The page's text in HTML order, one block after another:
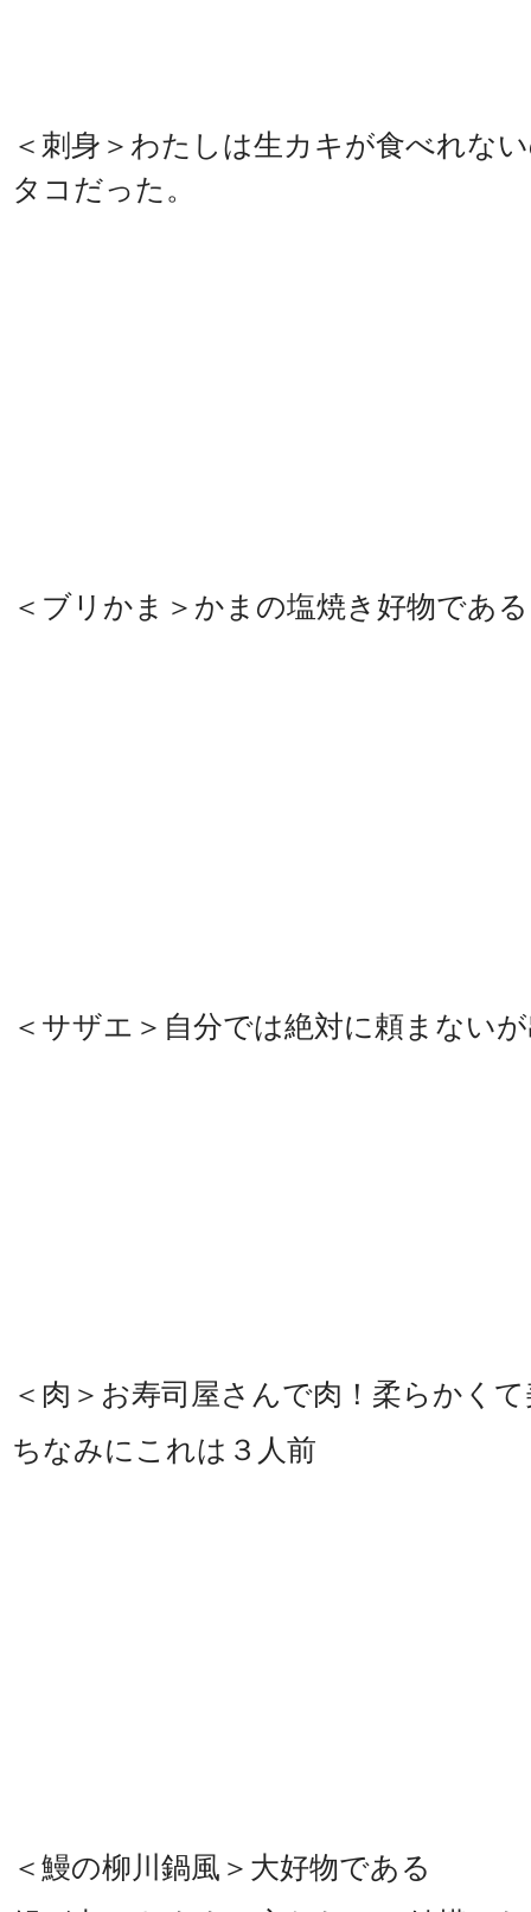
＜刺身＞わたしは生カキが食べれな
タコだった。
＜ブリかま＞かまの塩焼き好物であ
＜サザエ＞自分では絶対に頼まない
＜肉＞お寿司屋さんで肉！柔らかく
ちなみにこれは３人前
＜鰻の柳川鍋風＞大好物である